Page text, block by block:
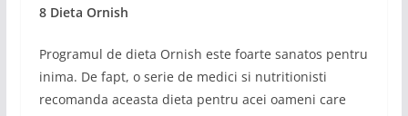
8 Dieta Ornish
Programul de dieta Ornish este foarte sanatos pentru
inima. De fapt, o serie de medici si nutritionisti
recomanda aceasta dieta pentru acei oameni care